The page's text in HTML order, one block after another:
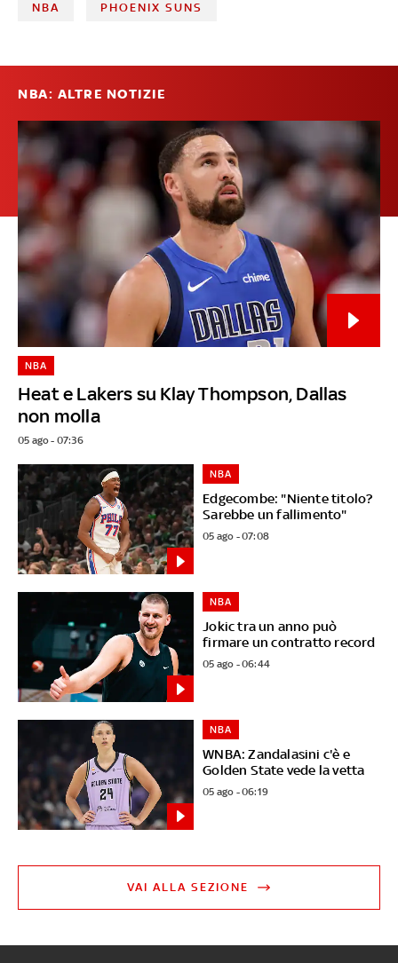
NBA PHOENIX SUNS
NBA: ALTRE NOTIZIE
Heat e Lakers su Klay Thompson, Dallas
non molla
NBA
05 ago - 07:36
Edgecombe: "Niente titolo?
Sarebbe un fallimento"
NBA
05 ago - 07:08
Jokic tra un anno può
firmare un contratto record
NBA
05 ago - 06:44
WNBA: Zandalasini c'è e
Golden State vede la vetta
NBA
05 ago - 06:19
VAI ALLA SEZIONE